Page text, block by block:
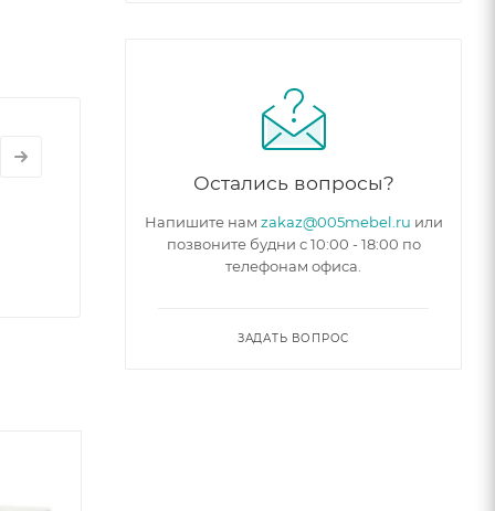
Остались вопросы?
Напишите нам zakaz@005mebel.ru или
позвоните будни с 10:00 - 18:00 по
телефонам офиса.
ЗАДАТЬ ВОПРОС